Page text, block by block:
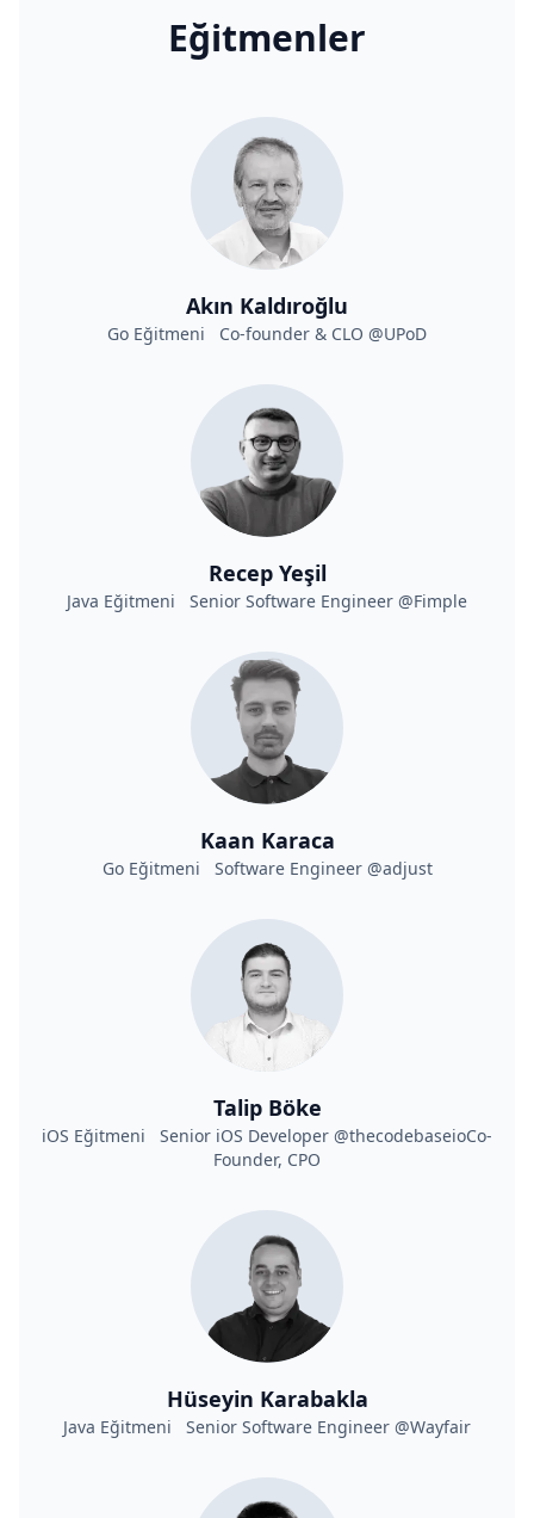
Eğitmenler
Akın Kaldıroğlu
Go Eğitmeni Co-founder & CLO @UPoD
Recep Yeşil
Java Eğitmeni Senior Software Engineer @Fimple
Kaan Karaca
Go Eğitmeni Software Engineer @adjust
Talip Böke
iOS Eğitmeni Senior iOS Developer @thecodebaseioCo-
Founder, CPO
Hüseyin Karabakla
Java Eğitmeni Senior Software Engineer @Wayfair